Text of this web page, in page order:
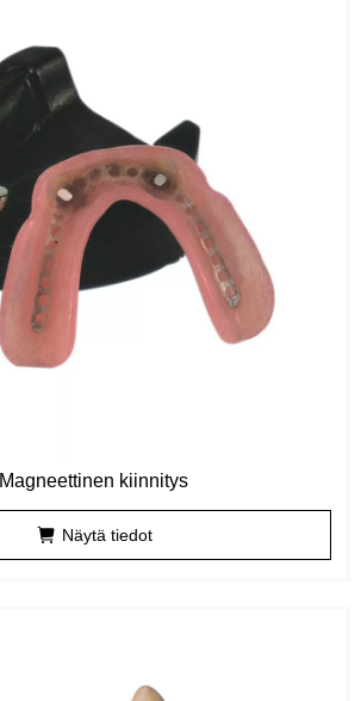
Magneettinen kiinnitys
Näytä tiedot